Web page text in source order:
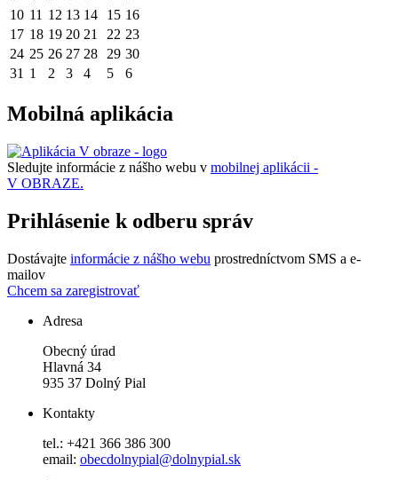
10 11 12 13 14 15 16
17 18 19 20 21 22 23
24 25 26 27 28 29 30
31 1 2 3 4 5 6
Mobilná aplikácia
Sledujte informácie z nášho webu v mobilnej aplikácii -
V OBRAZE.
Prihlásenie k odberu správ
Dostávajte informácie z nášho webu prostredníctvom SMS a e-
mailov
Chcem sa zaregistrovať
Adresa
Obecný úrad
Hlavná 34
935 37 Dolný Pial
Kontakty
tel.: +421 366 386 300
email: obecdolnypial@dolnypial.sk